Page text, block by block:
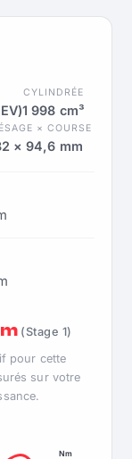
CYLINDRÉE
1 998 cm³
× COURSE
× 94,6 mm
(Stage 1)
pour cette
sur votre
Nm